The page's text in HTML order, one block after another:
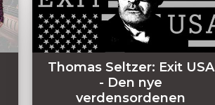
Thomas Seltzer: Exit USA
- Den nye
verdensordenen